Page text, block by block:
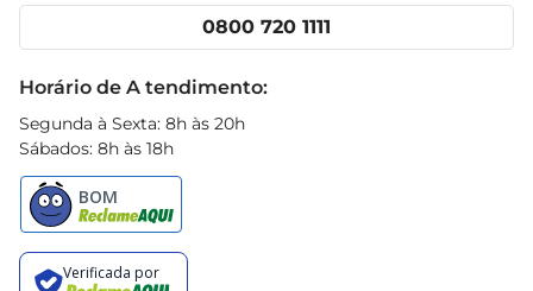
Cencosud Media
0800 720 1111
Horário de A tendimento:
Segunda à Sexta: 8h às 20h
Sábados: 8h às 18h